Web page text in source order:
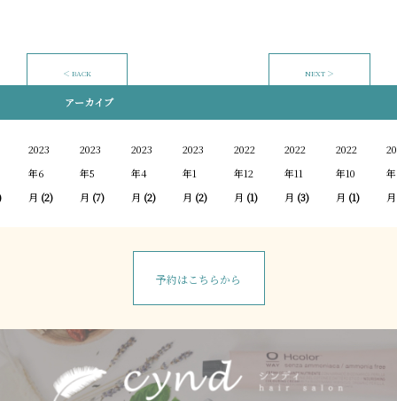
アーカイブ
2023
年6
月 (2)
2023
年5
月 (7)
2023
年4
月 (2)
2023
年1
月 (2)
2022
年12
月 (1)
2022
年11
月 (3)
2022
年10
月 (1)
月
＜ BACK NEXT ＞
予約はこちらから